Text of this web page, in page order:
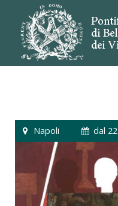
Napoli dal